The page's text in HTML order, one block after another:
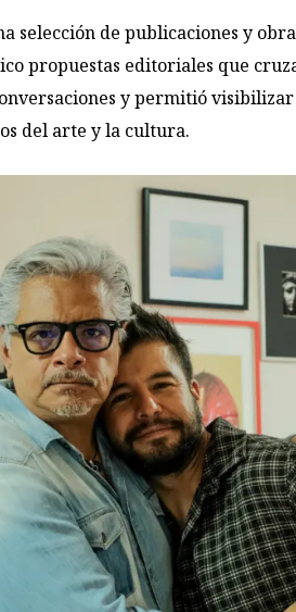
selección de publicaciones y
propuestas editoriales que
y permitió
del arte y la cultura.